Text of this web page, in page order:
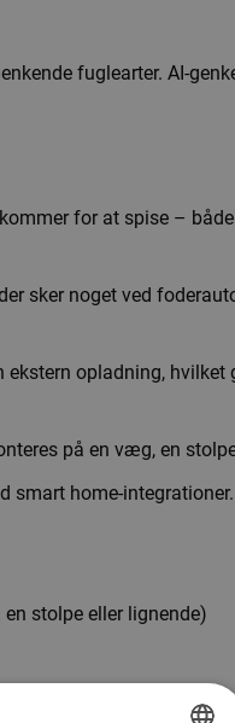
fuglearter. AI-
for at spise –
sker noget ved
opladning, hvilket
på en væg, en
smart home-integrationer.
stolpe eller lignende)